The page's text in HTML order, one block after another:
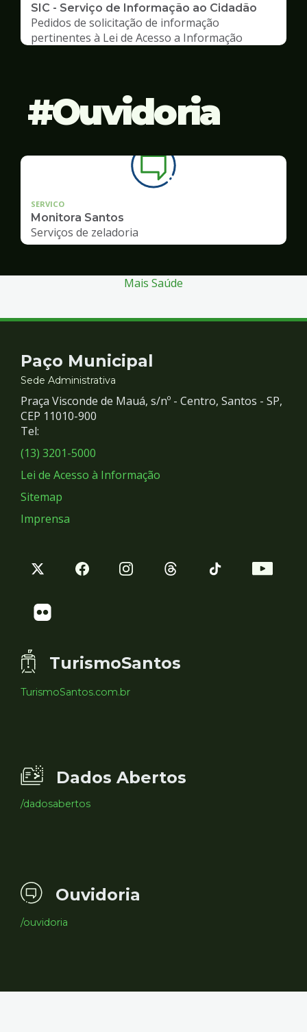
SIC - Serviço de Informação ao Cidadão
Pedidos de solicitação de informação
pertinentes à Lei de Acesso a Informação
Ouvidoria
SERVICO
Monitora Santos
Serviços de zeladoria
Mais Saúde
Contato
e
Redes
Sociais
Paço Municipal
Sede Administrativa
Praça Visconde de Mauá, s/nº - Centro, Santos - SP,
CEP 11010-900
Tel:
(13) 3201-5000
Lei de Acesso à Informação
Sitemap
Imprensa
TurismoSantos
TurismoSantos.com.br
Dados Abertos
/dadosabertos
Ouvidoria
/ouvidoria